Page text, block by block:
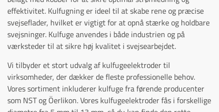
effektivitet. Kulfugning er ideel til at skabe rene og præcise
svejseflader, hvilket er vigtigt for at opnå stærke og holdbare
svejsninger. Kulfuge anvendes i både industrien og på
værksteder til at sikre høj kvalitet i svejsearbejdet.
Vi tilbyder et stort udvalg af kulfugeelektroder til
virksomheder, der dækker de fleste professionelle behov.
Vores sortiment inkluderer kulfuge fra førende producenter
som NST og Öerlikon. Vores kulfugeelektroder fås i forskellige